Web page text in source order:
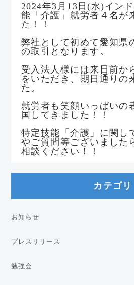
2024年3月13日(水)イン
能「介護」就労者４名が
た！！
弊社として初めて愛知県
の取引となります。
受入法人様には来日前か
をいただき、期日通りの
た。
就労者も笑顔いっぱいの
国してきました！！
特定技能「介護」に関し
やご質問等ございました
相談ください！！
カテゴリ
お知らせ
プレスリリース
勉強会